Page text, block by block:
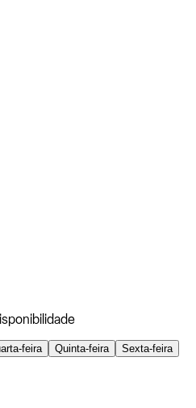
feira Quinta-feira
Sexta-feira